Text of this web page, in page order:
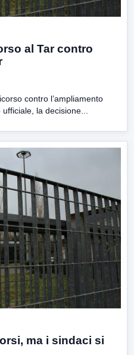
al Tar contro
contro l’ampliamento
la decisione...
ma i sindaci si